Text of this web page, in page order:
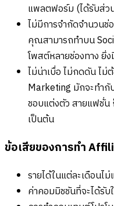
แพลตฟอร์ม (ได้รับส่ว
ไม่มีการจำกัดจำนวน
คุณสามารถทำบน
โพสต์หลายช่องทาง ยิ่
ไม่น่าเบื่อ ไม่กดดัน ไม่
Marketing มักจะทำกั
ชอบแต่งตัว สายแฟชั่น
เป็นต้น
ข้อเสียของการทำ
รายได้ในแต่ละเดือนไ
ค่าคอมมิชชันที่จะได้รั